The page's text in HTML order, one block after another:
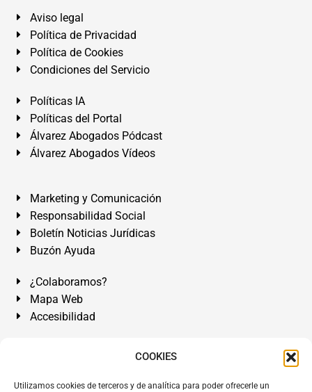
COOKIES
Utilizamos cookies de terceros y de analítica para poder ofrecerle un
Aviso legal
Política de Privacidad
Política de Cookies
Condiciones del Servicio
Políticas IA
Políticas del Portal
Álvarez Abogados Pódcast
Álvarez Abogados Vídeos
Marketing y Comunicación
Responsabilidad Social
Boletín Noticias Jurídicas
Buzón Ayuda
¿Colaboramos?
Mapa Web
Accesibilidad
Álvarez Abogados Tenerife:Calle Teobaldo Power Nº 7,
de Tenerife. Islas Canarias.